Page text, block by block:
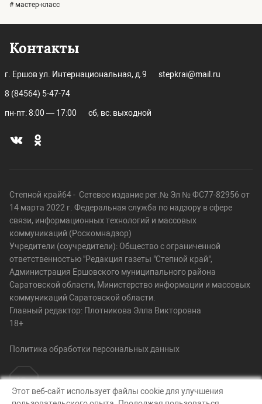
# мастер-класс
Контакты
г. Ершов ул. Интернациональная, д.9 stepkrai@mail.ru
8 (84564) 5-47-74
пн-пт: 8:00 — 17:00 сб, вс: выходной
Степной край64 - Сетевое издание рег.№ Эл № ФС77-82956 от
14 марта 2022 г. Федеральная служба по надзору в сфере
связи, информационных технологий и массовых
коммуникаций (Роскомнадзор)
Учредители (соучредители): Общество с ограниченной
ответственностью "Редакция газеты "Степной край",
Администрация Ершовского муниципального района
Саратовской области, Министерство информации и массовых
коммуникаций Саратовской области.
Главный редактор: Плотникова Элла Викторовна
18+
Политика обработки персональных данных
Этот веб-сайт использует файлы cookie для улучшения